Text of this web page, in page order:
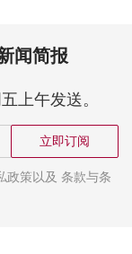
闻简报
上午发送。
立即订阅
政策以及 条款与条